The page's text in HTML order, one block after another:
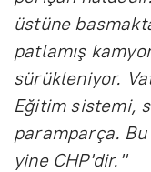
üstüne
patlamış
sürükleniyor.
Eğitim sistemi,
paramparça. Bu
yine CHP'dir.''